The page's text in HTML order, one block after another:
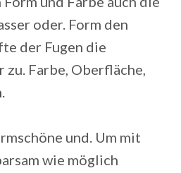
oder. Form den
der Fugen die
zu. Farbe, Oberfläche,
und. Um mit
wie möglich